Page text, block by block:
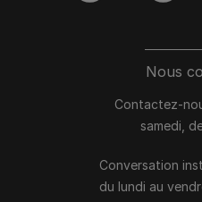
Nous
Contactez-
samedi,
Conversation
du lundi au